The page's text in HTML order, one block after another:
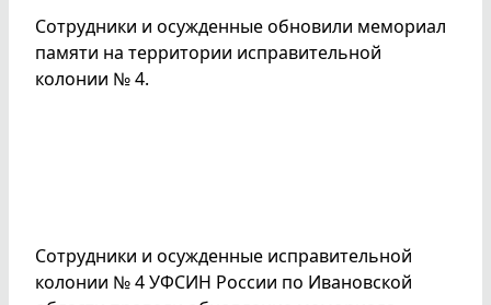
Сотрудники и осужденные обновили мемориал
памяти на территории исправительной
колонии № 4.
Сотрудники и осужденные исправительной
колонии № 4 УФСИН России по Ивановской